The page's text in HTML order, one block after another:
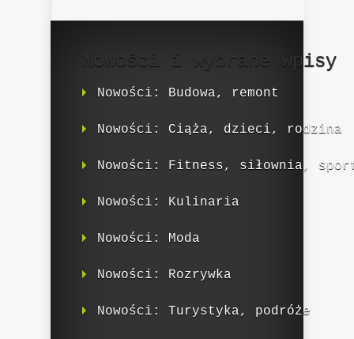
Nowości i wybrane wpisy
Nowości: Budowa, remont
Nowości: Ciąża, dzieci, rodzina
Nowości: Fitness, siłownia,
Nowości: Kulinaria
Nowości: Moda
Nowości: Rozrywka
Nowości: Turystyka, podróże